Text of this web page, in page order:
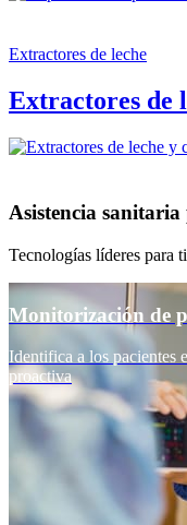
Extractores de leche
Extractores de
Asistencia
Tecnologías líderes para
Monitorización de
Identifica a los pacientes
proactiva